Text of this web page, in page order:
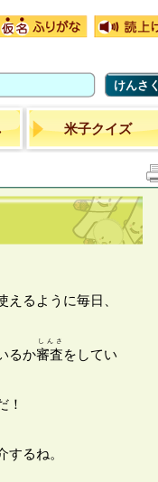
けんさく
米子クイズ
るように毎日、
るか審査
しんさ
をしてい
！
るね。